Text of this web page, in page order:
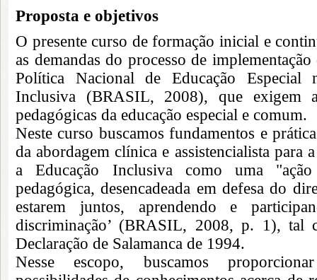
Proposta e objetivos
O presente curso de formação inicial e
as demandas do processo de
Política Nacional de Educação Especial
Inclusiva (BRASIL, 2008), que exigem
pedagógicas da educação especial e comum.
Neste curso buscamos fundamentos e
da abordagem clínica e assistencialista para
a Educação Inclusiva como uma
pedagógica, desencadeada em defesa do
estarem juntos, aprendendo e
discriminação’ (BRASIL, 2008, p. 1), tal
Declaração de Salamanca de 1994.
Nesse escopo, buscamos